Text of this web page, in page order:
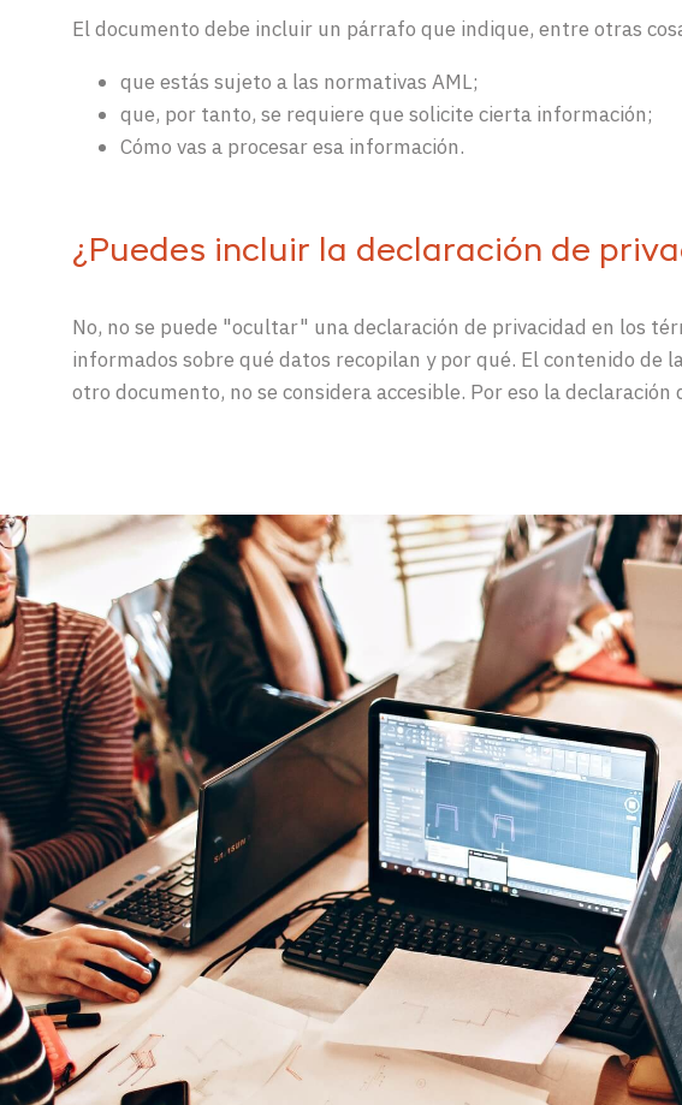
El documento debe incluir un párrafo que indique, entre otras
que estás sujeto a las normativas AML;
que, por tanto, se requiere que solicite cierta información;
Cómo vas a procesar esa información.
¿Puedes incluir la declaración de
No, no se puede "ocultar" una declaración de privacidad en los
informados sobre qué datos recopilan y por qué. El contenido de
otro documento, no se considera accesible. Por eso la